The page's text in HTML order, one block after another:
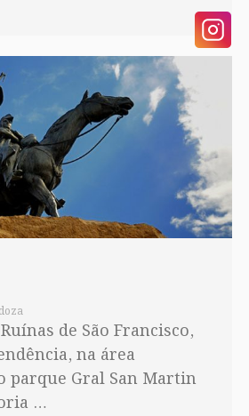
de São Francisco,
na área
parque Gral San Martin
…